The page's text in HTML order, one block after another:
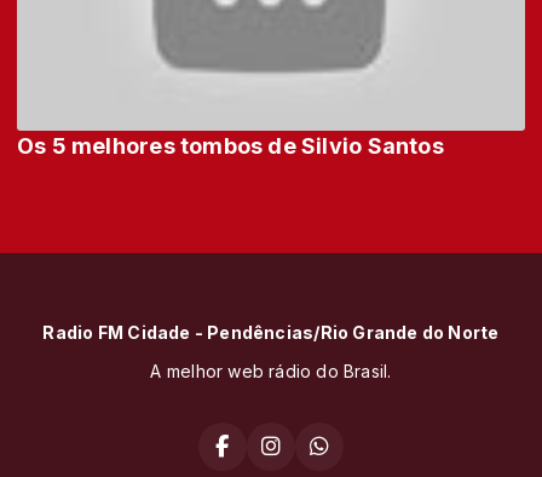
Os 5 melhores tombos de Silvio Santos
Radio FM Cidade - Pendências/Rio Grande do Norte
A melhor web rádio do Brasil.